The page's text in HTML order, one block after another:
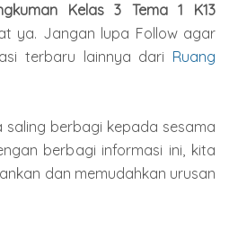
Kelas 3 Tema 1 K13
ya. Jangan lupa Follow agar
terbaru lainnya dari Ruang
saling berbagi kepada sesama
berbagi informasi ini, kita
dan memudahkan urusan